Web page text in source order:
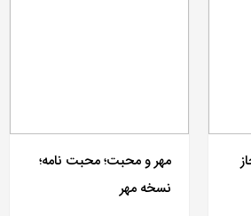
مهر و محبت؛ محبت نامه؛
نسخه مهر